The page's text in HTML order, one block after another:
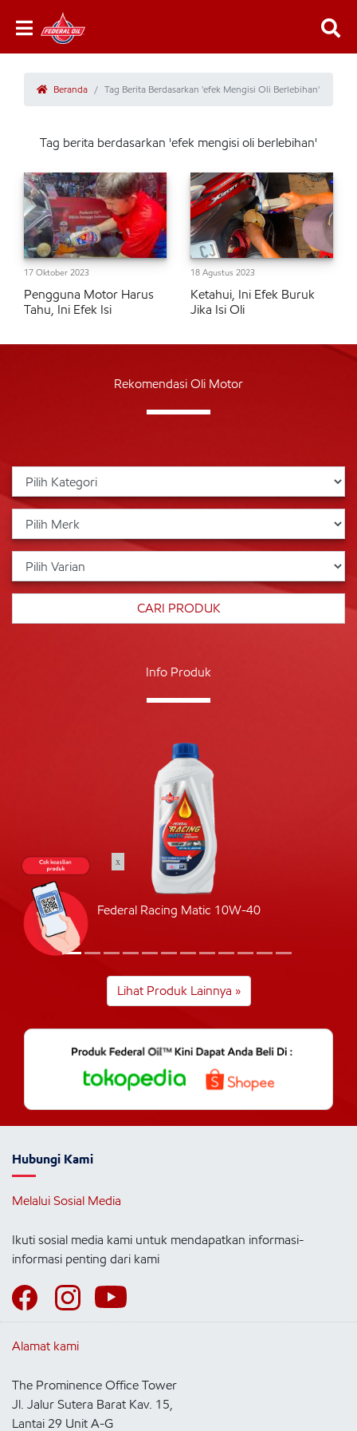
Beranda Tag Berita Berdasarkan 'efek Mengisi Oli Berlebihan'
Tag berita berdasarkan 'efek mengisi oli berlebihan'
17 Oktober 2023
Pengguna Motor Harus
Tahu, Ini Efek Isi
18 Agustus 2023
Ketahui, Ini Efek Buruk
Jika Isi Oli
Rekomendasi Oli Motor
Info Produk
Federal Racing Matic 10W-40
Lihat Produk Lainnya »
Hubungi Kami
Melalui Sosial Media
Ikuti sosial media kami untuk mendapatkan informasi-
informasi penting dari kami
Alamat kami
The Prominence Office Tower
Jl. Jalur Sutera Barat Kav. 15,
Lantai 29 Unit A-G
x